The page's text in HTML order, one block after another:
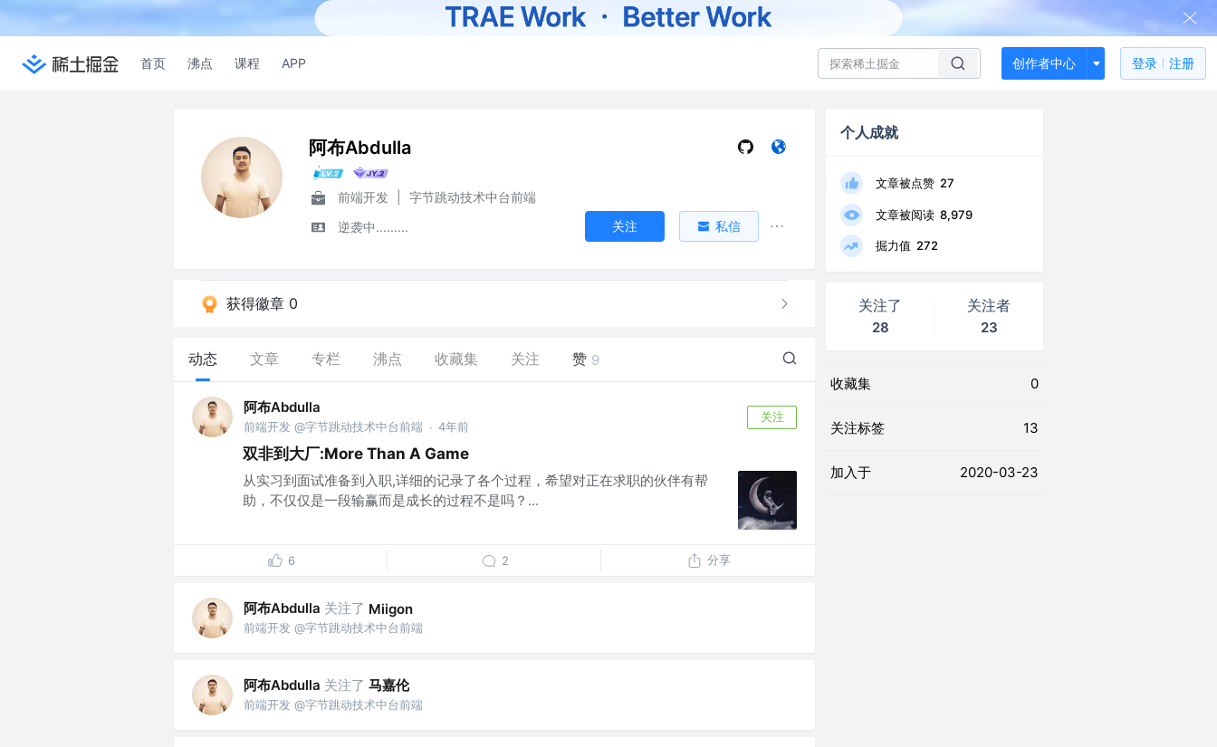
首页 沸点 课程 APP 创作者中心 登录 注册
阿布Abdulla
前端开发
字节跳动技术中台前端
逆袭中.........
关注 私信
获得徽章 0
动态 文章 专栏 沸点 收藏集 关注 赞 9
阿布Abdulla
前端开发 @字节跳动技术中台前端 · 4年前
关注
双非到大厂:More Than A Game
从实习到面试准备到入职,详细的记录了各个过程，希望对正在求职的伙伴有帮
助，不仅仅是一段输赢而是成长的过程不是吗？...
6 2 分享
阿布Abdulla 关注了 Miigon
前端开发 @字节跳动技术中台前端
阿布Abdulla 关注了 马嘉伦
前端开发 @字节跳动技术中台前端
个人成就
文章被点赞 27
文章被阅读 8,979
掘力值 272
关注了
28
关注者
23
收藏集 0
关注标签 13
加入于 2020-03-23